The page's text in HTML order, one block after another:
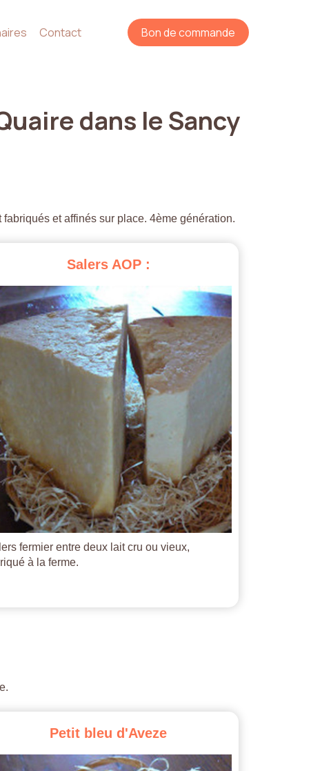
Contact Bon de commande
dans leSancy
et affinés sur place. 4ème génération.
Salers AOP :
fermier entre deux lait cru ou vieux,
à la ferme.
Petit bleu d'Aveze